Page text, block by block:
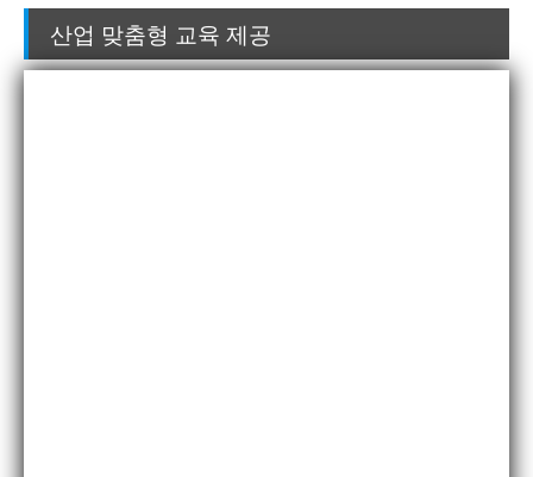
산업 맞춤형 교육 제공